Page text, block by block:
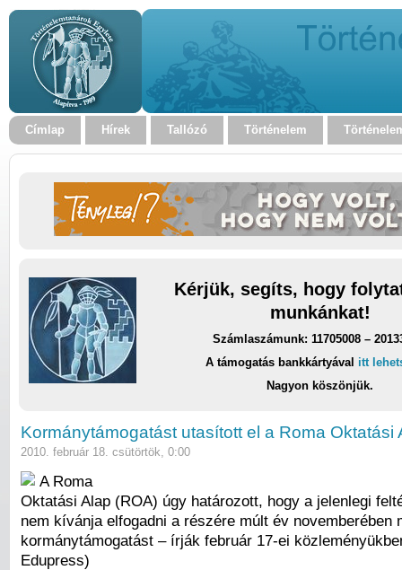
Címlap Hírek Tallózó Történelem
Kérjük, segíts, hogy
munkánkat!
Számlaszámunk: 11705008 –
A támogatás bankkártyával itt
Nagyon köszönjük.
Kormánytámogatást utasított el a Roma Oktatási
2010. február 18. csütörtök, 0:00
A Roma
Oktatási Alap (ROA) úgy határozott, hogy a jelenlegi
nem kívánja elfogadni a részére múlt év novemberében
kormánytámogatást – írják február 17-ei
Edupress)